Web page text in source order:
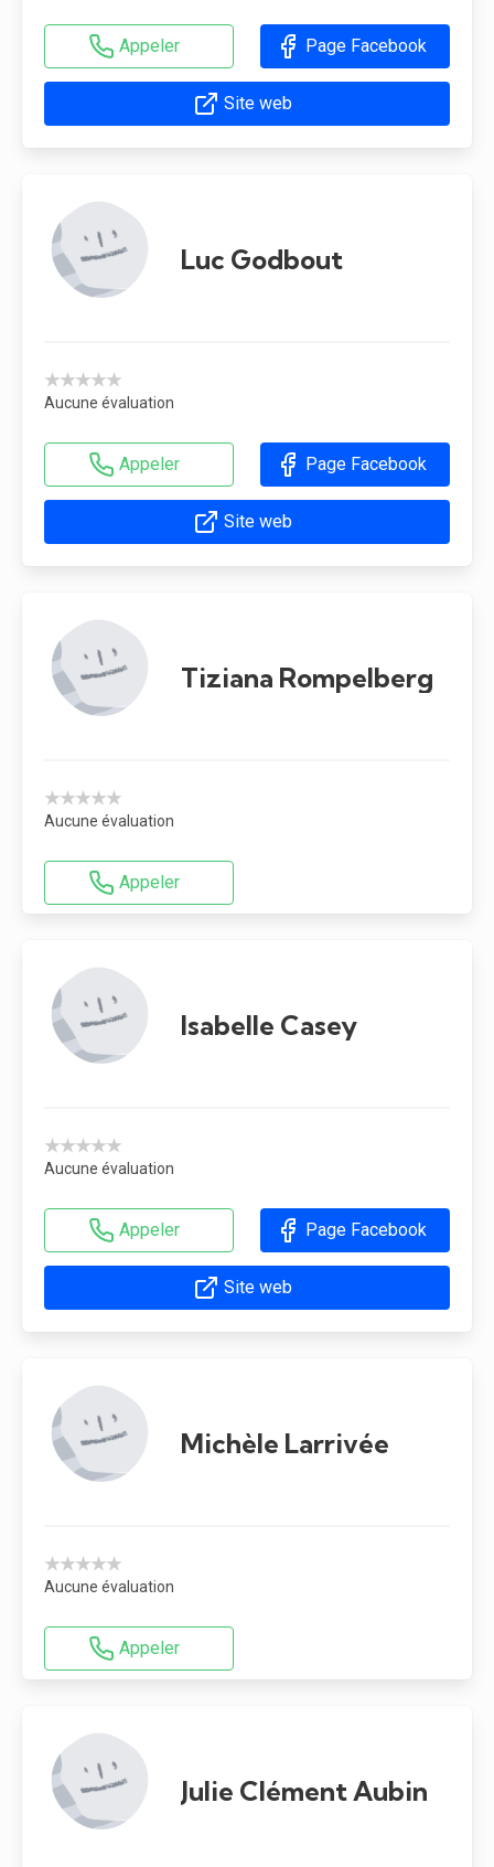
Appeler Page Facebook
Site web
Luc Godbout
★★★★★
Aucune évaluation
Appeler Page Facebook
Site web
Tiziana Rompelberg
★★★★★
Aucune évaluation
Appeler
Isabelle Casey
★★★★★
Aucune évaluation
Appeler Page Facebook
Site web
Michèle Larrivée
★★★★★
Aucune évaluation
Appeler
Julie Clément Aubin